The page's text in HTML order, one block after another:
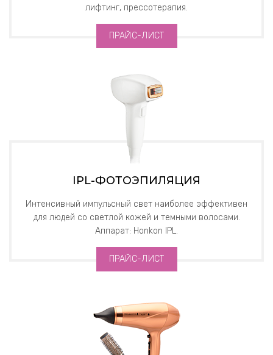
лифтинг, прессотерапия.
ПРАЙС-ЛИСТ
IPL-ФОТОЭПИЛЯЦИЯ
Интенсивный импульсный свет наиболее эффективен
для людей со светлой кожей и темными волосами.
Аппарат: Honkon IPL.
ПРАЙС-ЛИСТ